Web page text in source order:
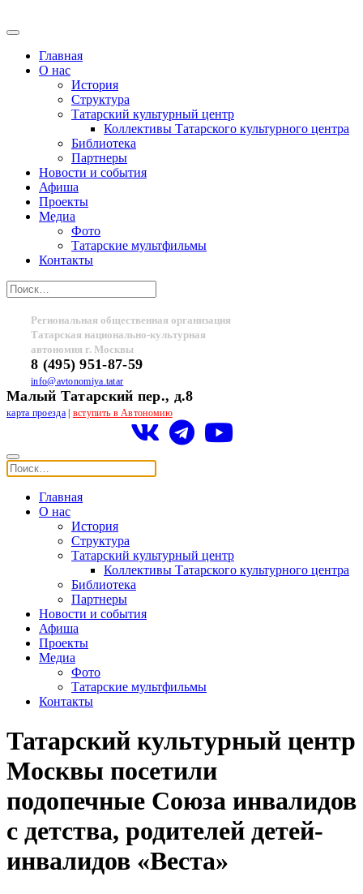
Главная
О нас
История
Структура
Татарский культурный центр
Коллективы Татарского культурного центра
Библиотека
Партнеры
Новости и события
Афиша
Проекты
Медиа
Фото
Татарские мультфильмы
Контакты
Региональная общественная организация
Татарская национально-культурная
автономия г. Москвы
8 (495) 951-87-59
info@avtonomiya.tatar
Малый Татарский пер., д.8
карта проезда| вступить в Автономию
Главная
О нас
История
Структура
Татарский культурный центр
Коллективы Татарского культурного центра
Библиотека
Партнеры
Новости и события
Афиша
Проекты
Медиа
Фото
Татарские мультфильмы
Контакты
Татарский культурный центр
Москвы посетили
подопечные Союза инвалидов
с детства, родителей детей-
инвалидов «Веста»